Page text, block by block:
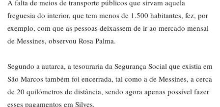
A falta de meios de transporte públicos que sirvam aquela
freguesia do interior, que tem menos de 1.500 habitantes, fez, por
exemplo, com que as pessoas deixassem de ir ao mercado mensal
de Messines, observou Rosa Palma.
Segundo a autarca, a tesouraria da Segurança Social que existia em
São Marcos também foi encerrada, tal como a de Messines, a cerca
de 20 quilómetros de distância, sendo agora apenas possível fazer
esses pagamentos em Silves.